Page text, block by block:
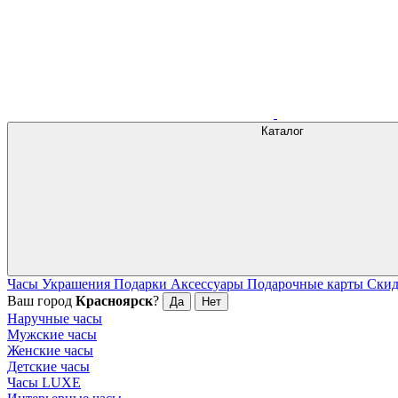
Каталог
Часы Украшения Подарки Аксессуары Подарочные карты
Ваш город Красноярск? Да Нет
Наручные часы
Мужские часы
Женские часы
Детские часы
Часы LUXE